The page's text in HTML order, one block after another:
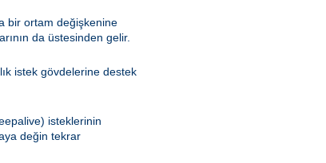
bir ortam değişkenine
da üstesinden gelir.
istek gövdelerine destek
isteklerinin
değin tekrar